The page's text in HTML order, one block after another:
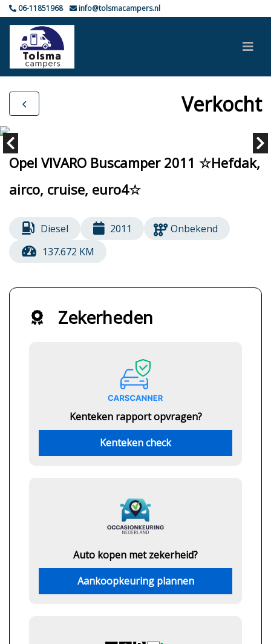
06-11851968 info@tolsmacampers.nl
Verkocht
Opel VIVARO Buscamper 2011 ☆Hefdak,
airco, cruise, euro4☆
Diesel 2011
Onbekend
137.672 KM
Zekerheden
Kenteken rapport opvragen?
Kenteken check
Auto kopen met zekerheid?
Aankoopkeuring plannen